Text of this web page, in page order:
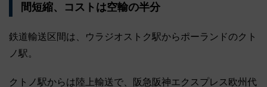
間短縮、コストは空輸の半分
鉄道輸送区間は、ウラジオストク駅からポーランドのクト
ノ駅。
クトノ駅からは陸上輸送で、阪急阪神エクスプレス欧州代